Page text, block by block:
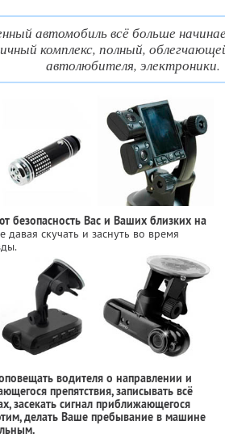
автомобиль всё больше
комплекс, полный,
автолюбителя, электроники.
безопасность Вас и Ваших близких на
давая скучать и заснуть во время
водителя о направлении и
препятствия, записывать всё
засекать сигнал приближающегося
делать Ваше пребывание в машине